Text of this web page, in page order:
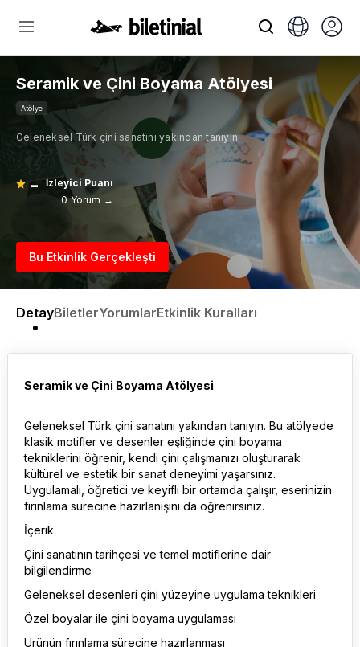
Seramik ve Çini Boyama Atölyesi
Atölye
Geleneksel Türk çini sanatını yakından tanıyın.
-
İzleyici Puanı
0 Yorum →
Bu Etkinlik Gerçekleşti
DetayBiletlerYorumlarEtkinlik Kuralları
Seramik ve Çini Boyama Atölyesi
Geleneksel Türk çini sanatını yakından tanıyın. Bu atölyede
klasik motifler ve desenler eşliğinde çini boyama
tekniklerini öğrenir, kendi çini çalışmanızı oluşturarak
kültürel ve estetik bir sanat deneyimi yaşarsınız.
Uygulamalı, öğretici ve keyifli bir ortamda çalışır, eserinizin
fırınlama sürecine hazırlanışını da öğrenirsiniz.
İçerik
Çini sanatının tarihçesi ve temel motiflerine dair
bilgilendirme
Geleneksel desenleri çini yüzeyine uygulama teknikleri
Özel boyalar ile çini boyama uygulaması
Ürünün fırınlama sürecine hazırlanması